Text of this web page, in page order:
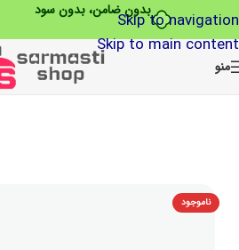
بدون ضامن، بدون سودSkip to navigation
Skip to main content
منو
ناموجود